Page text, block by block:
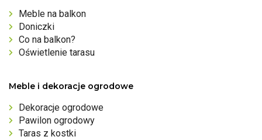
Meble na balkon
Doniczki
Co na balkon?
Oświetlenie tarasu
Meble i dekoracje ogrodowe
Dekoracje ogrodowe
Pawilon ogrodowy
Taras z kostki